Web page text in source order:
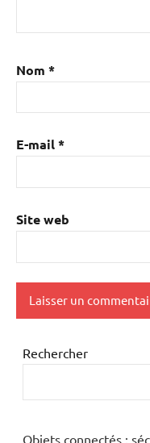
Nom *
E-mail*
Site web
Rechercher
Objets connectés :